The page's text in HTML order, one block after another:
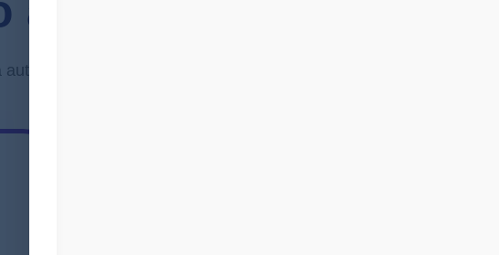
a lo que incluye
de un checklist cualquiera: